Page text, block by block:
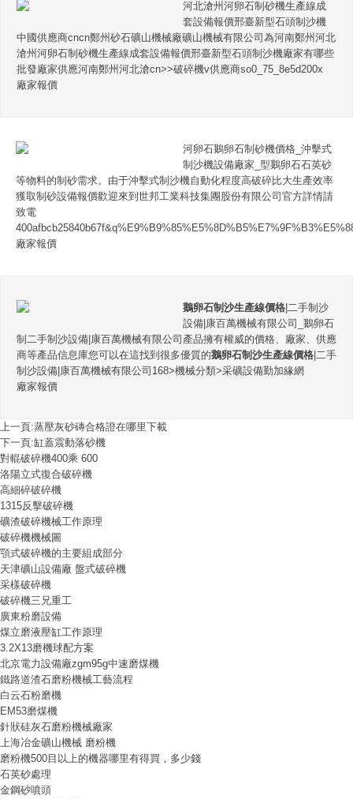
河北滄州河卵石制砂機生產線成
套設備報價邢臺新型石頭制沙機
中國供應商cncn鄭州砂石礦山機械廠礦山機械有限公司為河南鄭州河北
滄州河卵石制砂機生產線成套設備報價邢臺新型石頭制沙機廠家有哪些
批發廠家供應河南鄭州河北滄cn>>破碎機v供應商so0_75_8e5d200x
廠家報價
河卵石鵝卵石制砂機價格_沖擊式
制沙機設備廠家_型鵝卵石石英砂
等物料的制砂需求。由于沖擊式制沙機自動化程度高破碎比大生產效率
獲取制砂設備報價歡迎來到世邦工業科技集團股份有限公司官方詳情請
致電
廠家報價
鵝卵石制沙生產線價格 |二手制沙
設備|康百萬機械有限公司_鵝卵石
制二手制沙設備|康百萬機械有限公司產品擁有權威的價格、廠家、供應
商等產品信息庫您可以在這找到很多優質的鵝卵石制沙生產線價格 |二手
制沙設備|康百萬機械有限公司168>機械分類>采礦設備勤加緣網
廠家報價
上一頁:蒸壓灰砂磚合格證在哪里下載
下一頁:缸蓋震動落砂機
對輥破碎機400乘 600
洛陽立式復合破碎機
高細碎破碎機
1315反擊破碎機
礦渣破碎機械工作原理
破碎機機械圖
顎式破碎機的主要組成部分
天津礦山設備廠 盤式破碎機
采樣破碎機
破碎機三兄重工
廣東粉磨設備
煤立磨液壓缸工作原理
3.2X13磨機球配方案
北京電力設備廠zgm95g中速磨煤機
鐵路道渣石磨粉機械工藝流程
白云石粉磨機
EM53磨煤機
針狀硅灰石磨粉機械廠家
上海冶金礦山機械 磨粉機
磨粉機500目以上的機器哪里有得買，多少錢
石英砂處理
金鋼砂噴頭